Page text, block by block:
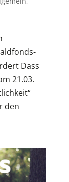
Dass
21.03.
den